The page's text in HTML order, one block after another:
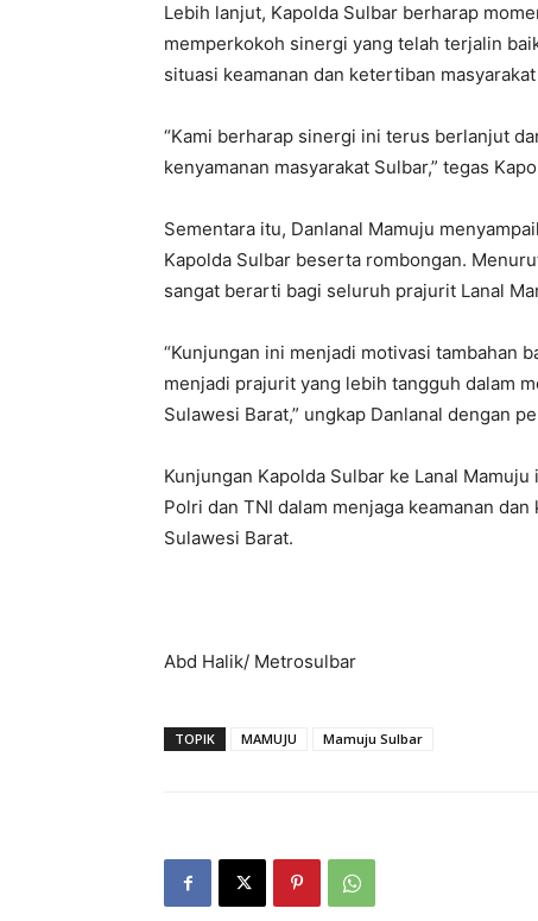
Lebih lanjut, Kapolda Sulbar berharap
memperkokoh sinergi yang telah terjalin
situasi keamanan dan ketertiban
“Kami berharap sinergi ini terus berlanjut
kenyamanan masyarakat Sulbar,” tegas
Sementara itu, Danlanal Mamuju
Kapolda Sulbar beserta rombongan.
sangat berarti bagi seluruh prajurit Lanal
“Kunjungan ini menjadi motivasi tambahan
menjadi prajurit yang lebih tangguh dalam
Sulawesi Barat,” ungkap Danlanal dengan
Kunjungan Kapolda Sulbar ke Lanal
Polri dan TNI dalam menjaga keamanan
Sulawesi Barat.
Abd Halik/ Metrosulbar
TOPIK MAMUJU Mamuju Sulbar